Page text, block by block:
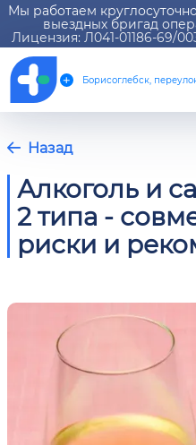
Мы работаем
выездных бригад
Лицензия: Л041-01186-69/
Борисоглебск,
Назад
Алкоголь и
2 типа -
риски и